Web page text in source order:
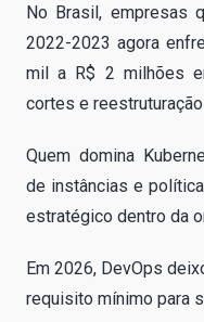
No Brasil, empresas
2022-2023 agora
mil a R$ 2 milhões
cortes e
Quem domina
de instâncias e
estratégico dentro da
Em 2026, DevOps
requisito mínimo para